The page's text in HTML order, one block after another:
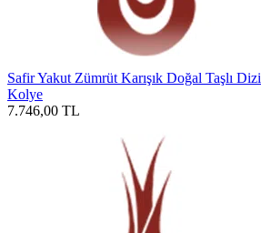
Safir Yakut Zümrüt Karışık Doğal Taşlı Dizi
Kolye
7.746,00 TL